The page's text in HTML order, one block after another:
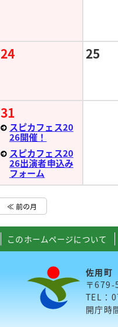
24 25
31
スピカフェス20
26開催！
スピカフェス20
26出演者申込み
フォーム
≪ 前の月
このホームページについて
佐用町
〒
TEL：
開庁時